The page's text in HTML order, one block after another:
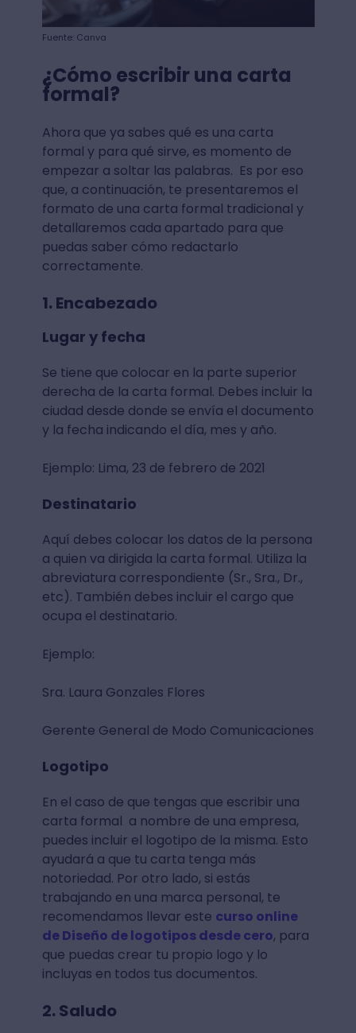
Fuente: Canva
¿Cómo escribir una carta
formal?
Ahora que ya sabes qué es una carta
formal y para qué sirve, es momento de
empezar a soltar las palabras. Es por eso
que, a continuación, te presentaremos el
formato de una carta formal tradicional y
detallaremos cada apartado para que
puedas saber cómo redactarlo
correctamente.
1. Encabezado
Lugar y fecha
Se tiene que colocar en la parte superior
derecha de la carta formal. Debes incluir la
ciudad desde donde se envía el documento
y la fecha indicando el día, mes y año.
Ejemplo: Lima, 23 de febrero de 2021
Destinatario
Aquí debes colocar los datos de la persona
a quien va dirigida la carta formal. Utiliza la
abreviatura correspondiente (Sr., Sra., Dr.,
etc). También debes incluir el cargo que
ocupa el destinatario.
Ejemplo:
Sra. Laura Gonzales Flores
Gerente General de Modo Comunicaciones
Logotipo
En el caso de que tengas que escribir una
carta formal a nombre de una empresa,
puedes incluir el logotipo de la misma. Esto
ayudará a que tu carta tenga más
notoriedad. Por otro lado, si estás
trabajando en una marca personal, te
recomendamos llevar este curso online
de Diseño de logotipos desde cero, para
que puedas crear tu propio logo y lo
incluyas en todos tus documentos.
2. Saludo